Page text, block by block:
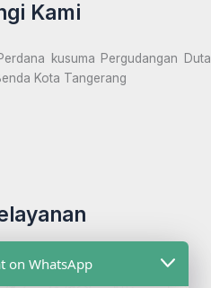
Kami
kusuma Pergudangan Duta
Kota Tangerang
on WhatsApp